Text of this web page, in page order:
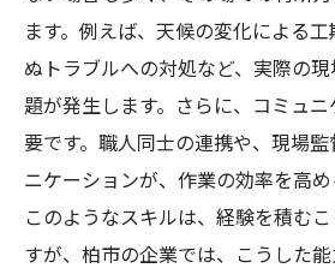
ます。例えば、天候の変化による
ぬトラブルへの対処など、実際の
題が発生します。さらに、コミュ
要です。職人同士の連携や、現場
ニケーションが、作業の効率を高め
このようなスキルは、経験を積む
すが、柏市の企業では、こうした